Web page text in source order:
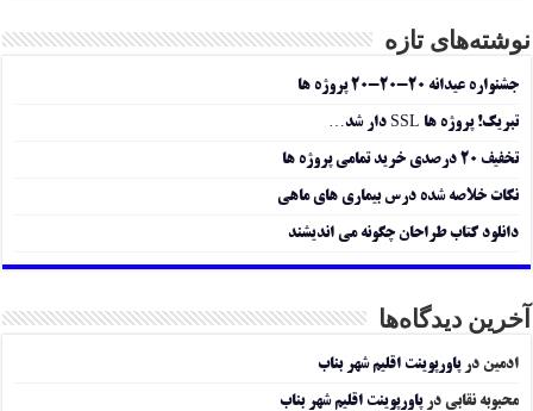
نوشته‌های تازه
جشنواره عیدانه ۲۰-۲۰-۲۰ پروژه ها
تبریک! پروژه ها SSL دار شد…
تخفیف ۲۰ درصدی خرید تمامی پروژه ها
نکات خلاصه شده درس بیماری های ماهی
دانلود کتاب طراحان چگونه می اندیشند
آخرین دیدگاه‌ها
ادمین درپاورپوینت اقلیم شهر بناب
محبوبه نقابی درپاورپوینت اقلیم شهر بناب